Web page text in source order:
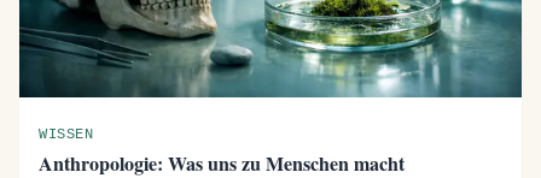
WISSEN
Anthropologie: Was uns zu Menschen macht